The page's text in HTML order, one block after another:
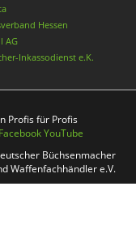
Hessen
AG
Inkassodienst e.K.
Profis für Profis
FacebookYouTube
Büchsenmacher
Waffenfachhändler e.V.